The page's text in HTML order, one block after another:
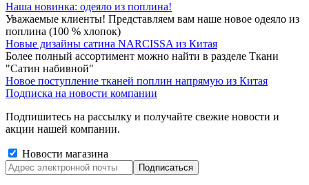
Наша новинка: одеяло из поплина!
Уважаемые клиенты! Представляем вам наше новое одеяло из
поплина (100 % хлопок)
Новые дизайны сатина NARCISSA из Китая
Более полный ассортимент можно найти в разделе Ткани
"Сатин набивной"
Новое поступление тканей поплин напрямую из Китая
Подписка на новости компании
Подпишитесь на рассылку и получайте свежие новости и
акции нашей компании.
Новости магазина